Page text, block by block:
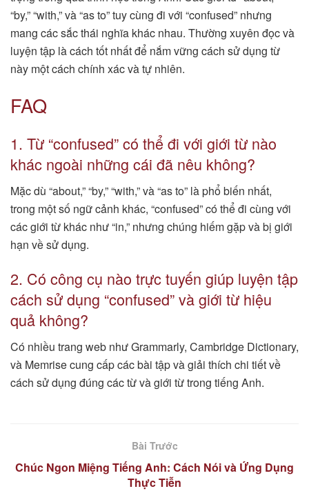
“by,” “with,” và “as to” tuy cùng đi với “confused” nhưng
mang các sắc thái nghĩa khác nhau. Thường xuyên đọc và
luyện tập là cách tốt nhất để nắm vững cách sử dụng từ
này một cách chính xác và tự nhiên.
FAQ
1. Từ “confused” có thể đi với giới từ nào
khác ngoài những cái đã nêu không?
Mặc dù “about,” “by,” “with,” và “as to” là phổ biến nhất,
trong một số ngữ cảnh khác, “confused” có thể đi cùng với
các giới từ khác như “in,” nhưng chúng hiếm gặp và bị giới
hạn về sử dụng.
2. Có công cụ nào trực tuyến giúp luyện tập
cách sử dụng “confused” và giới từ hiệu
quả không?
Có nhiều trang web như Grammarly, Cambridge Dictionary,
và Memrise cung cấp các bài tập và giải thích chi tiết về
cách sử dụng đúng các từ và giới từ trong tiếng Anh.
Bài Trước
Chúc Ngon Miệng Tiếng Anh: Cách Nói và Ứng Dụng
Thực Tiễn